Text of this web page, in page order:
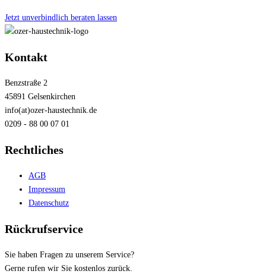
Jetzt unverbindlich beraten lassen
Kontakt
Benzstraße 2
45891 Gelsenkirchen
info(at)ozer-haustechnik.de
0209 - 88 00 07 01
Rechtliches
AGB
Impressum
Datenschutz
Rückrufservice
Sie haben Fragen zu unserem Service?
Gerne rufen wir Sie kostenlos zurück.